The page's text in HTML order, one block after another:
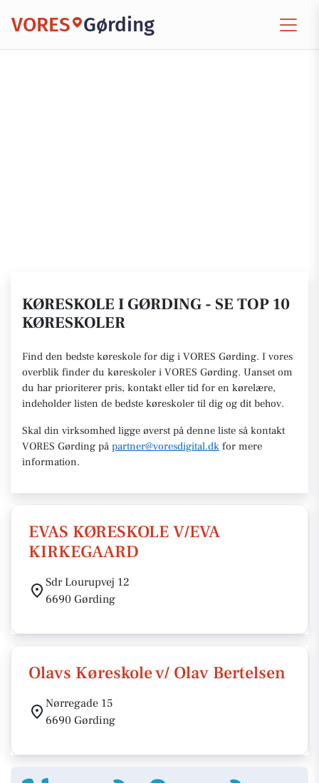
VORES Gørding
KØRESKOLE I GØRDING - SE TOP 10
KØRESKOLER
Find den bedste køreskole for dig i VORES Gørding. I vores
overblik finder du køreskoler i VORES Gørding. Uanset om
du har prioriterer pris, kontakt eller tid for en kørelære,
indeholder listen de bedste køreskoler til dig og dit behov.
Skal din virksomhed ligge øverst på denne liste så kontakt
VORES Gørding på partner@voresdigital.dk for mere
information.
EVAS KØRESKOLE V/EVA
KIRKEGAARD
Sdr Lourupvej 12
6690 Gørding
Olavs Køreskole v/ Olav Bertelsen
Nørregade 15
6690 Gørding